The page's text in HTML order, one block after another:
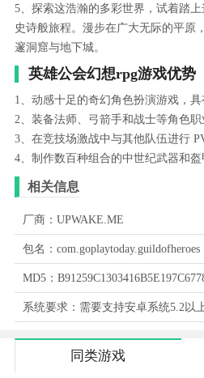
5、探索这浩瀚的多彩世界，试着踏
史诗般旅程。漫步在广大无际的平原
邃洞窟与地下城。
英雄公会幻想rpg游戏优势
1、动感十足的奇幻角色扮演游戏，
2、装备法师、弓箭手和战士等角色
3、在竞技场激战中与其他队伍进行
4、制作数百种组合的中世纪武器和盔
相关信息
厂商：UPWAKE.ME
包名：com.goplaytoday.guildofheroes
MD5：
系统要求：需要支持安卓系统5.2以
同类游戏